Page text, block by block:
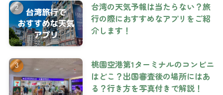
台湾の天気予報は当たらない？旅
行の際におすすめなアプリをご紹
介します！
桃園空港第1ターミナルのコンビニ
はどこ？出国審査後の場所にはあ
る？行き方を写真付きで解説！